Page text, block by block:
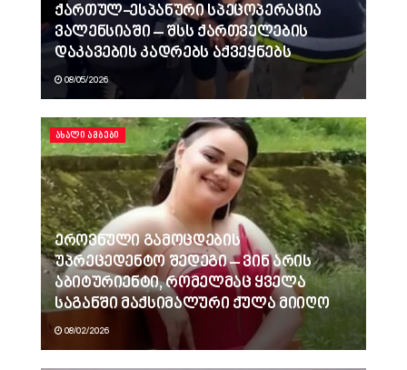
ქართულ-ესპანური სპეცოპერაცია
ვალენსიაში – შსს ქართველების
დაკავების კადრებს აქვეყნებს
08/05/2026
ᲐᲮᲐᲚᲘ ᲐᲛᲑᲔᲑᲘ
ეროვნული გამოცდების
უპრეცედენტო შედეგი – ვინ არის
აბიტურიენტი, რომელმაც ყველა
საგანში მაქსიმალური ქულა მიიღო
08/02/2026